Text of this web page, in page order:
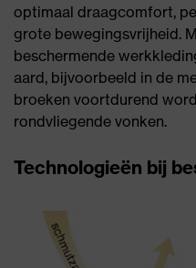
optimaal draagcomfort,
grote bewegingsvrijheid.
beschermende
aard, bijvoorbeeld in de
broeken voortdurend
rondvliegende vonken.
Technologieën bij